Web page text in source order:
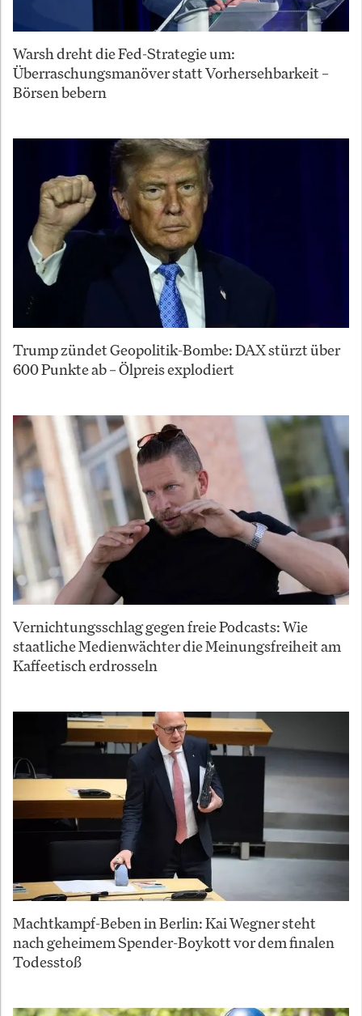
Warsh dreht die Fed-Strategie um:
Überraschungsmanöver statt Vorhersehbarkeit –
Börsen bebern
Trump zündet Geopolitik-Bombe: DAX stürzt über
600 Punkte ab – Ölpreis explodiert
Vernichtungsschlag gegen freie Podcasts: Wie
staatliche Medienwächter die Meinungsfreiheit am
Kaffeetisch erdrosseln
Machtkampf-Beben in Berlin: Kai Wegner steht
nach geheimem Spender-Boykott vor dem finalen
Todesstoß